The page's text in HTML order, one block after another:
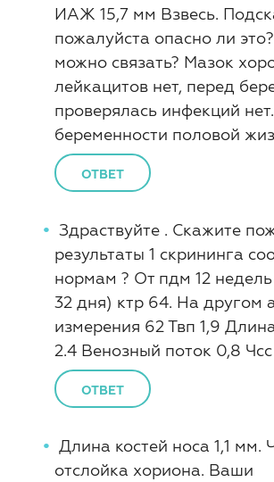
ИАЖ 15,7 мм Взвесь.
пожалуйста опасно ли
можно связать? Мазок
лейкацитов нет, перед
проверялась инфекций
беременности половой
ОТВЕТ
Здраствуйте . Скажите
результаты 1 скрининга
нормам ? От пдм 12
32 дня) ктр 64. На другом
измерения 62 Твп 1,9
2.4 Венозный поток 0,8 Чсс
ОТВЕТ
Длина костей носа 1,1 мм.
отслойка хориона. Ваши